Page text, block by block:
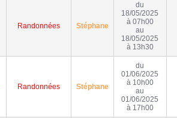
Randonnées Stéphane
du
18/05/2025
à 07h00
au
18/05/2025
à 13h30
Randonnées Stéphane
du
01/06/2025
à 10h00
au
01/06/2025
à 17h00